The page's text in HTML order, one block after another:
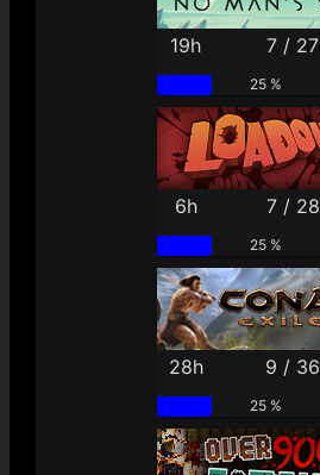
19h 7 / 27
25 %
6h 7 / 28
25 %
28h 9 / 36
25 %